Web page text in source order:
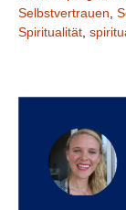
Selbstvertrauen
Spiritualität